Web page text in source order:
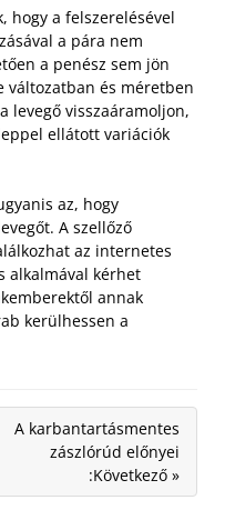
hogy a felszerelésével
a pára nem
a penész sem jön
változatban és méretben
levegő visszaáramoljon,
ellátott variációk
az, hogy
A szellőző
az internetes
alkalmával kérhet
annak
kerülhessen a
A karbantartásmentes
zászlórúd előnyei
:Következő »